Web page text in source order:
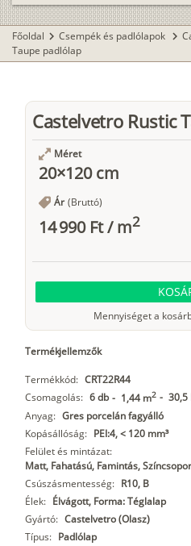
Főoldal chevron_right Csempék és padlólapok chevron_right
Taupe padlólap
Castelvetro Rustic
Méret
20×120 cm
Ár (Bruttó)
14 990 Ft/m2
Mennyiséget a
Termékjellemzők
Termékkód: CRT22R44
Csomagolás: 6 db - 1,44 m2 - 30,5
Anyag: Gres porcelán fagyálló
Kopásállóság: PEI:4, < 120 mm³
Felület és mintázat:
Matt, Fahatású, Famintás,
Csúszásmentesség: R10, B
Élek: Élvágott, Forma: Téglalap
Gyártó: Castelvetro (Olasz)
Típus: Padlólap